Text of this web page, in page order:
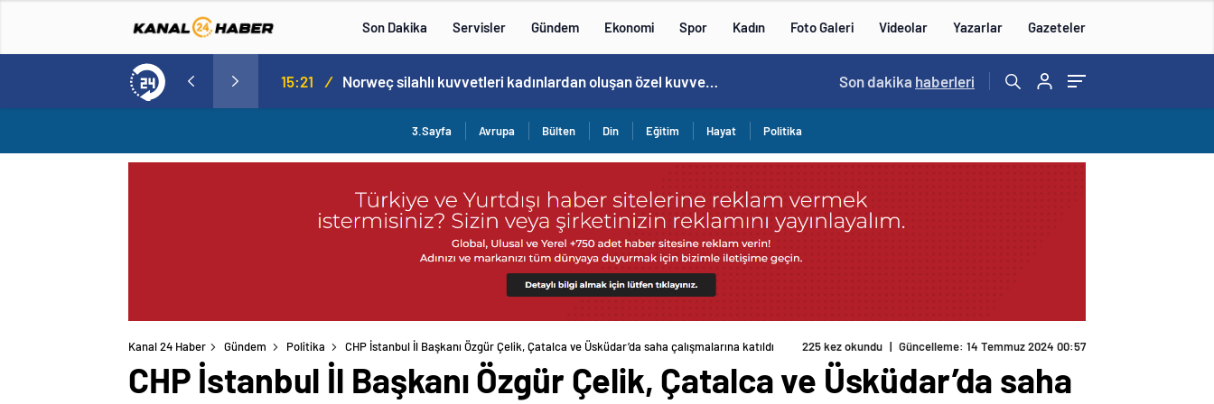
Son Dakika Servisler Gündem Ekonomi Spor Kadın Foto Galeri Videolar Yazarlar Gazeteler
Tam 5 futbolcu…. 15:21 / Norweç silahlı kuvvetleri kadınlardan oluşan özel kuvvetler eğitimlerini başlattı. 15:20 /
Son dakika haberleri
3.Sayfa Avrupa Bülten Din Eğitim Hayat Politika
Kanal 24 Haber Gündem Politika CHP İstanbul İl Başkanı Özgür Çelik, Çatalca ve Üsküdar’da saha çalışmalarına katıldı 225 kez okundu | Güncelleme: 14 Temmuz 2024 00:57
CHP İstanbul İl Başkanı Özgür Çelik, Çatalca ve Üsküdar’da saha